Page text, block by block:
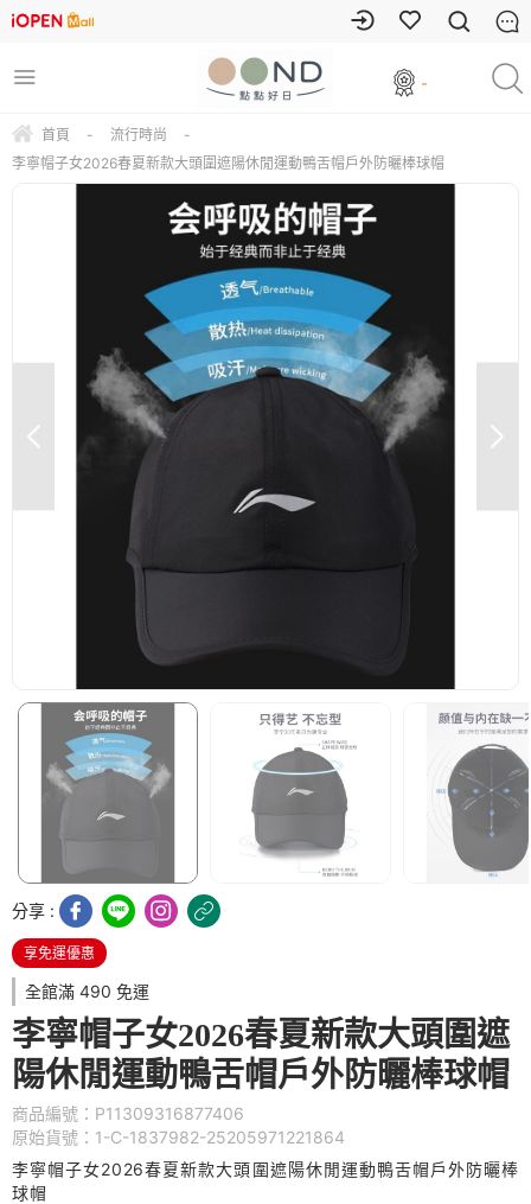
-
首頁 - 流行時尚
-
李寧帽子女2026春夏新款大頭圍遮陽休閒運動鴨舌帽戶外防曬棒球帽
分享 :
享免運優惠
全館滿 490 免運
李寧帽子女2026春夏新款大頭圍遮
陽休閒運動鴨舌帽戶外防曬棒球帽
商品編號：P11309316877406
原始貨號：1-C-1837982-25205971221864
李寧帽子女2026春夏新款大頭圍遮陽休閒運動鴨舌帽戶外防曬棒
球帽